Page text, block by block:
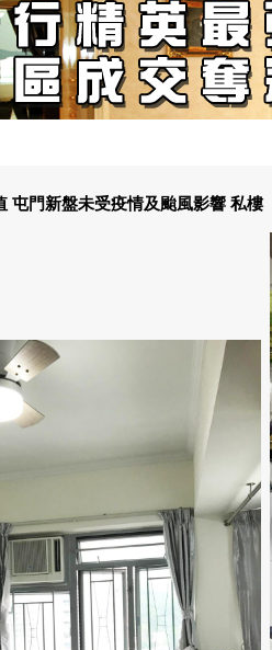
屯門新盤未受疫情及颱風影響 私